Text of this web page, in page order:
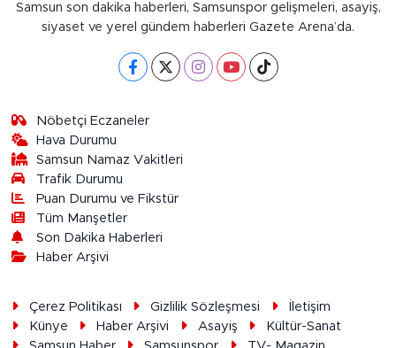
Samsun son dakika haberleri, Samsunspor gelişmeleri, asayiş,
siyaset ve yerel gündem haberleri Gazete Arena’da.
Nöbetçi Eczaneler
Hava Durumu
Samsun Namaz Vakitleri
Trafik Durumu
Puan Durumu ve Fikstür
Tüm Manşetler
Son Dakika Haberleri
Haber Arşivi
Çerez Politikası Gizlilik Sözleşmesi
İletişim
Künye
Haber Arşivi Asayiş
Kültür-Sanat